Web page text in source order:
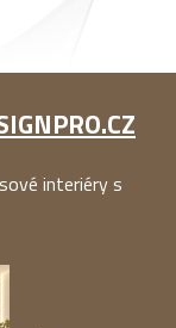
interiéry s